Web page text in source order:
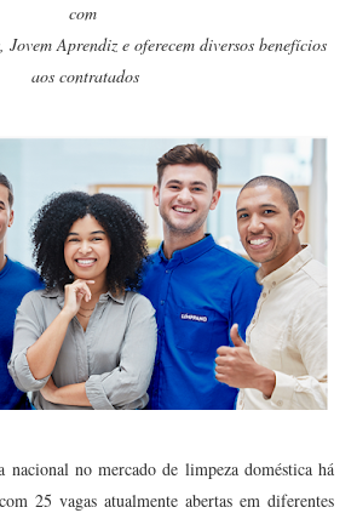
com
Aprendiz e oferecem diversos benefícios
aos contratados
no mercado de limpeza doméstica há
25 vagas atualmente abertas em diferentes